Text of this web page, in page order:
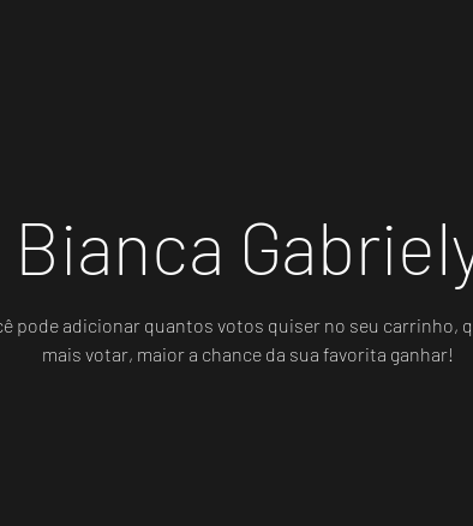
Bianca
pode adicionar quantos votos quiser no seu carrinho,
mais votar, maior a chance da sua favorita ganhar!